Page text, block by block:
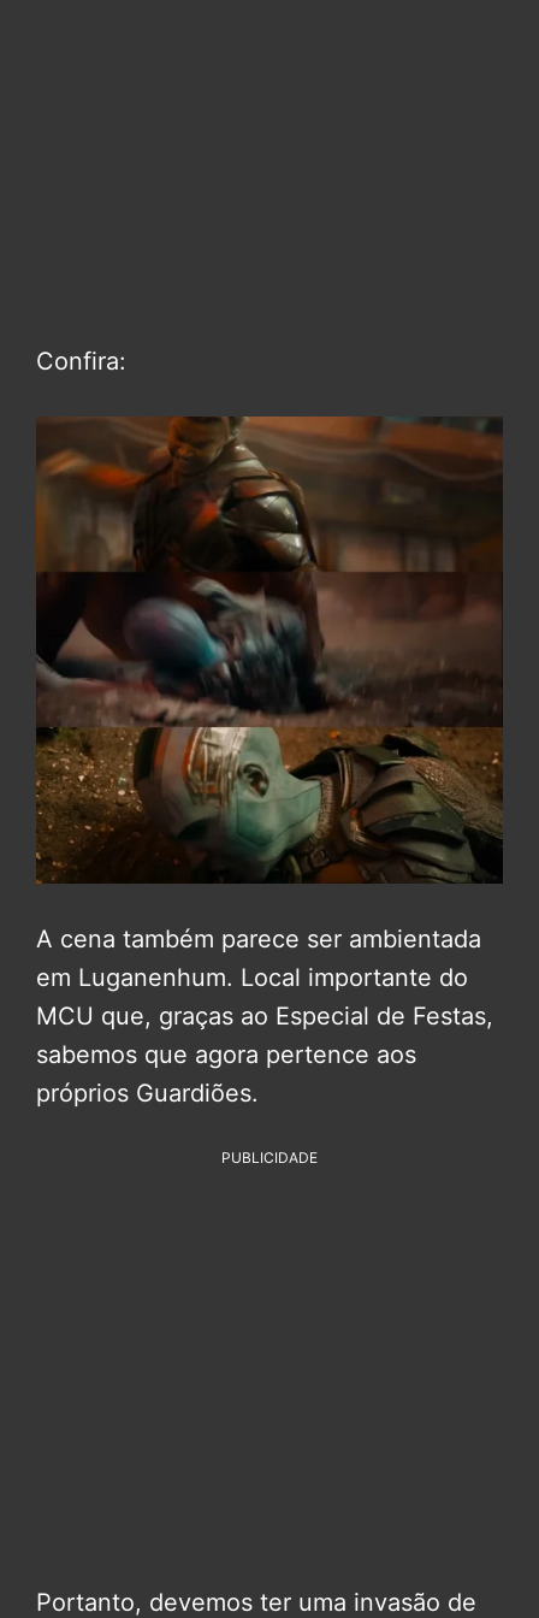
Confira:
A cena também parece ser ambientada
em Luganenhum. Local importante do
MCU que, graças ao Especial de Festas,
sabemos que agora pertence aos
próprios Guardiões.
PUBLICIDADE
Portanto, devemos ter uma invasão de